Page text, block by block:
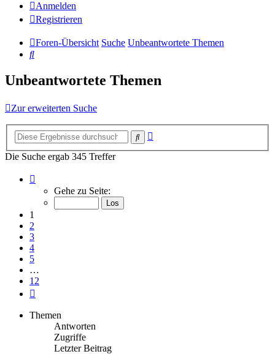
Anmelden
Registrieren
Foren-Übersicht Suche Unbeantwortete Themen
Suche
Unbeantwortete Themen
Zur erweiterten Suche
Suche
Die Suche ergab 345 Treffer
von
Gehe zu Seite:
1
2
3
4
5
…
12
Themen
Antworten
Zugriffe
Letzter Beitrag